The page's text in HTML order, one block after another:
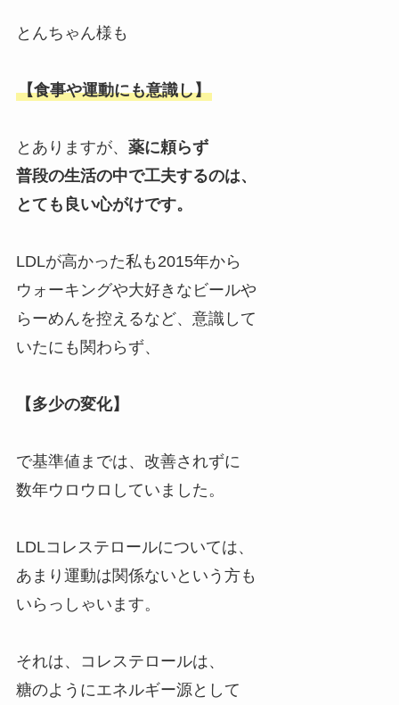
とんちゃん様も
【食事や運動にも意識し】
とありますが、 薬に頼らず
普段の生活の中で工夫するのは、
とても良い心がけです。
LDLが高かった私も2015年から
ウォーキングや大好きなビールや
らーめんを控えるなど、意識して
いたにも関わらず、
【多少の変化】
で基準値までは、改善されずに
数年ウロウロしていました。
LDLコレステロールについては、
あまり運動は関係ないという方も
いらっしゃいます。
それは、コレステロールは、
糖のようにエネルギー源として